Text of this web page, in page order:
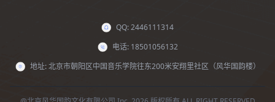
QQ: 2446111314
电话: 18501056132
地址: 北京市朝阳区中国音乐学院往东200米安翔里社区（风华国韵楼）